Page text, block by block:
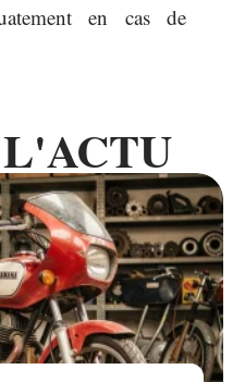
en cas de